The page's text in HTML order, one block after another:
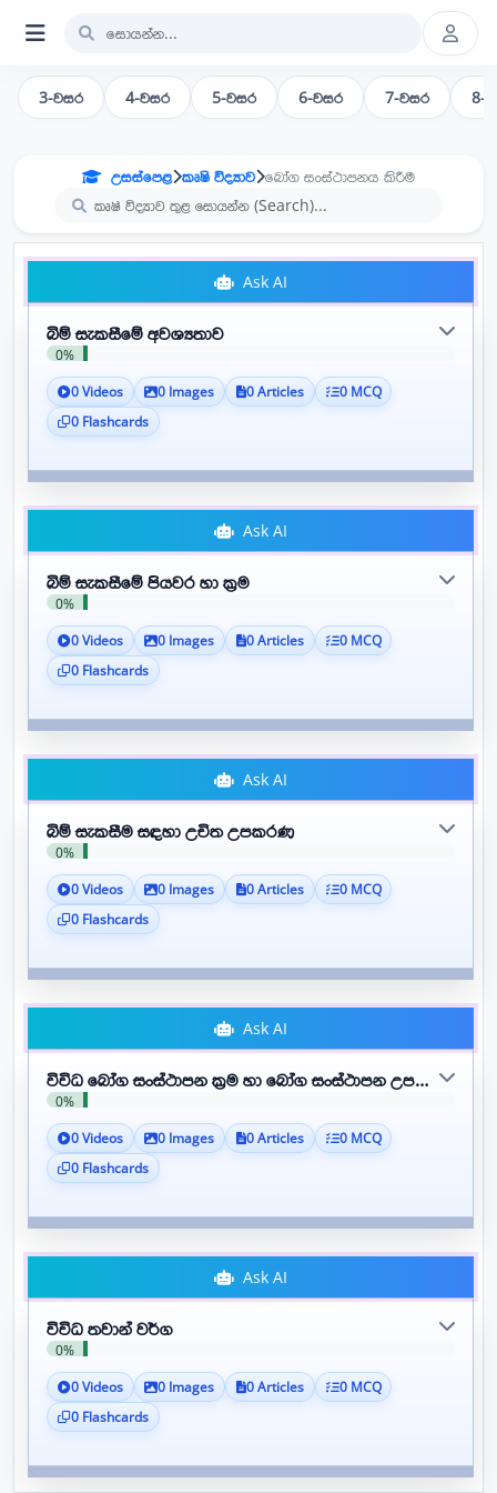
3-වසර 4-වසර 5-වසර 6-වසර 7-වසර 8-
උසස්පෙළ කෘෂි විද්‍යාව බෝග සංස්ථාපනය කිරීම
Ask AI
බිම් සැකසීමේ අවශ්‍යතාව
0%
0 Videos 0 Images 0 Articles
0 MCQ
0 Flashcards
Ask AI
බිම් සැකසීමේ පියවර හා ක්‍රම
0%
0 Videos 0 Images 0 Articles
0 MCQ
0 Flashcards
Ask AI
බිම් සැකසීම සඳහා උචිත උපකරණ
0%
0 Videos 0 Images 0 Articles
0 MCQ
0 Flashcards
Ask AI
විවිධ බෝග සංස්ථාපන ක්‍රම හා බෝග සංස්ථාපන උපකරණ
0%
0 Videos 0 Images 0 Articles
0 MCQ
0 Flashcards
Ask AI
විවිධ තවාන් වර්ග
0%
0 Videos 0 Images 0 Articles
0 MCQ
0 Flashcards